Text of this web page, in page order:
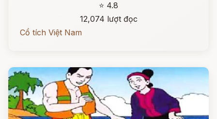
⭐ 4.8
12,074 lượt đọc
Cổ tích Việt Nam